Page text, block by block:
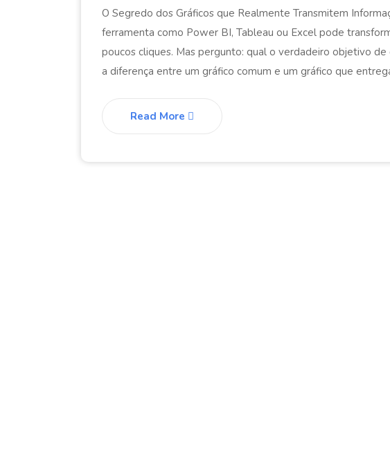
O Segredo dos Gráficos que Realmente Transmitem
ferramenta como Power BI, Tableau ou Excel pode
poucos cliques. Mas pergunto: qual o verdadeiro objetivo
a diferença entre um gráfico comum e um gráfico que
Read More